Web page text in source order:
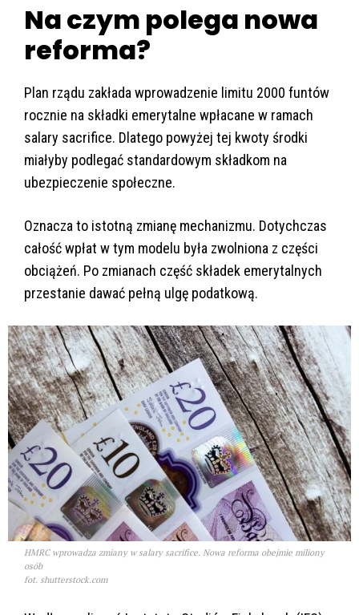
Na czym polega nowa
reforma?
Plan rządu zakłada wprowadzenie limitu 2000 funtów
rocznie na składki emerytalne wpłacane w ramach
salary sacrifice. Dlatego powyżej tej kwoty środki
miałyby podlegać standardowym składkom na
ubezpieczenie społeczne.
Oznacza to istotną zmianę mechanizmu. Dotychczas
całość wpłat w tym modelu była zwolniona z części
obciążeń. Po zmianach część składek emerytalnych
przestanie dawać pełną ulgę podatkową.
HMRC wprowadza zmiany w salary sacrifice. Nowa reforma obejmie miliony
osób
fot. shutterstock.com